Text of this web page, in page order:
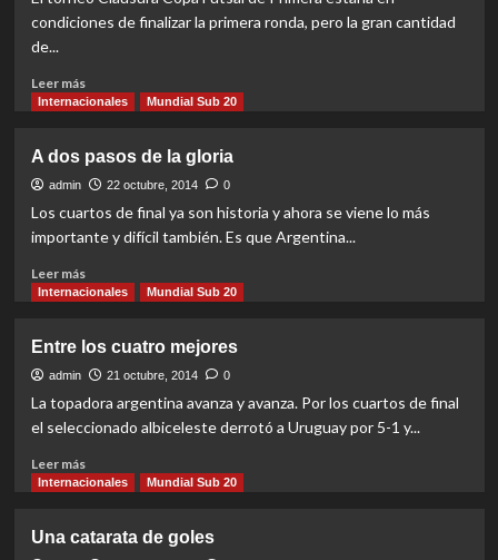
jodemos
condiciones de finalizar la primera ronda, pero la gran cantidad
de...
Leer másRead
more
se
termina
la
primera
ronda?
Internacionales Mundial Sub 20
A dos pasos de la gloria
admin 22 octubre, 2014 0
Los cuartos de final ya son historia y ahora se viene lo más
importante y difícil también. Es que Argentina...
Leer másRead
more
dos
pasos
de
la
Internacionales Mundial Sub 20
Entre los cuatro mejores
admin 21 octubre, 2014 0
La topadora argentina avanza y avanza. Por los cuartos de final
el seleccionado albiceleste derrotó a Uruguay por 5-1 y...
Leer másRead
more
los
Internacionales Mundial Sub 20
Una catarata de goles